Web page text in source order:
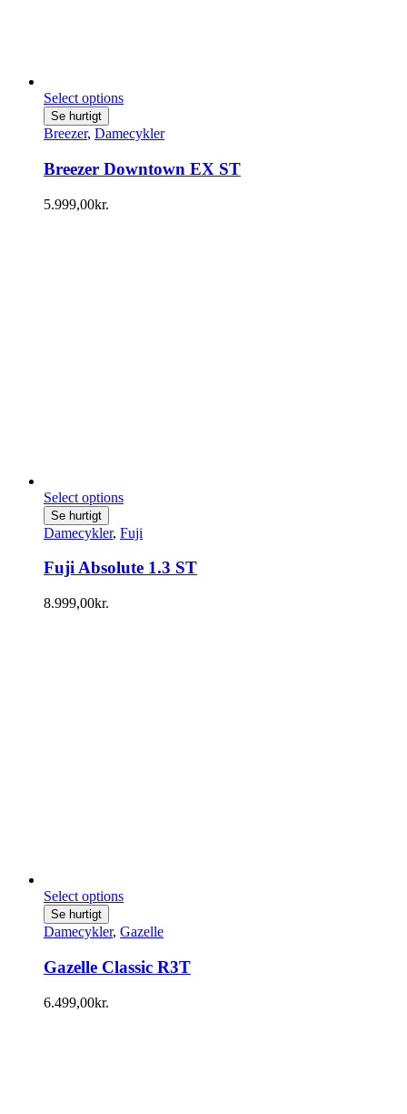
Select options
Se hurtigt
Breezer, Damecykler
Breezer Downtown EX ST
5.999,00kr.
Select options
Se hurtigt
Damecykler, Fuji
Fuji Absolute 1.3 ST
8.999,00kr.
Select options
Se hurtigt
Damecykler, Gazelle
Gazelle Classic R3T
6.499,00kr.